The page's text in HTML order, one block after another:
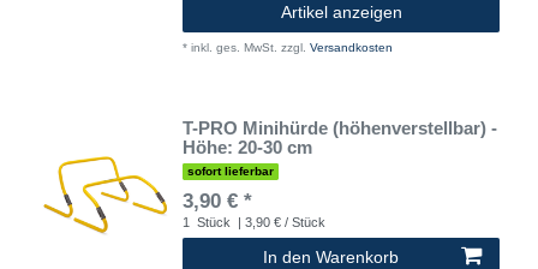
Artikel anzeigen
* inkl. ges. MwSt. zzgl. Versandkosten
T-PRO Minihürde (höhenverstellbar) -
Höhe: 20-30 cm
sofort lieferbar
3,90 € *
1 Stück | 3,90 € / Stück
In den Warenkorb